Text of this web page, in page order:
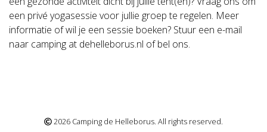
een privé yogasessie voor jullie groep te regelen. Meer
informatie of wil je een sessie boeken? Stuur een e-mail
naar camping at dehelleborus.nl of bel ons.
2026 Camping de Helleborus. All rights reserved.